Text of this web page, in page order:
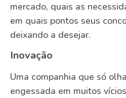
mercado, quais as
em quais pontos seus
deixando a desejar.
Inovação
Uma companhia que só
engessada em muitos